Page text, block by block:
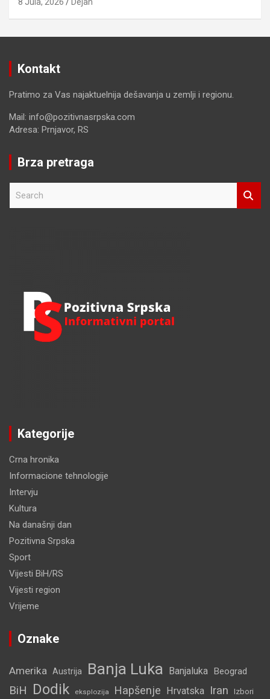
8 Jula, 2026 Dejan
Kontakt
Pratimo za Vas najaktuelnija dešavanja u zemlji i regionu.
Mail: info@pozitivnasrpska.com
Adresa: Prnjavor, RS
Brza pretraga
Kategorije
Crna hronika
Informacione tehnologije
Intervju
Kultura
Na današnji dan
Pozitivna Srpska
Sport
Vijesti BiH/RS
Vijesti region
Vrijeme
Oznake
Amerika Austrija Banja Luka Banjaluka Beograd
BiH Dodik eksplozija Hapšenje Hrvatska Iran Izbori